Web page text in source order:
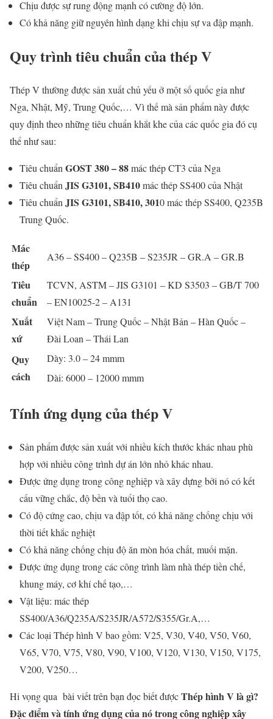
Chịu được sự rung động mạnh có cường độ lớn.
Có khả năng giữ nguyên hình dạng khi chịu sự va đập mạnh.
Quy trình tiêu chuẩn của thép V
Thép V thường được sản xuất chủ yếu ở một số quốc gia như
Nga, Nhật, Mỹ, Trung Quốc,… Vì thế mà sản phẩm này được
quy định theo những tiêu chuẩn khắt khe của các quốc gia đó cụ
thể như sau:
Tiêu chuẩn GOST 380 – 88mác thép CT3 của Nga
Tiêu chuẩn JIS G3101, SB410mác thép SS400 của Nhật
Tiêu chuẩn JIS G3101, SB410, 3010 mác thép SS400, Q235B
Trung Quốc.
Mác
thép
A36 – SS400 – Q235B – S235JR – GR.A – GR.B
Tiêu
chuẩn
TCVN, ASTM – JIS G3101 – KD S3503 – GB/T 700
– EN10025-2 – A131
Xuất
xứ
Việt Nam – Trung Quốc – Nhật Bản – Hàn Quốc –
Đài Loan – Thái Lan
Quy
cách
Dày: 3.0 – 24 mmm
Dài: 6000 – 12000 mmm
Tính ứng dụng của thép V
Sản phẩm được sản xuất với nhiều kích thước khác nhau phù
hợp với nhiều công trình dự án lớn nhỏ khác nhau.
Được ứng dụng trong công nghiệp và xây dựng bởi nó có kết
cấu vững chắc, độ bền và tuổi thọ cao.
Có độ cứng cao, chịu va đập tốt, có khả năng chống chịu với
thời tiết khắc nghiệt
Có khả năng chống chịu độ ăn mòn hóa chất, muối mặn.
Được ứng dụng trong các công trình làm nhà thép tiền chế,
khung máy, cơ khí chế tạo,…
Vật liệu: mác thép
SS400/A36/Q235A/S235JR/A572/S355/Gr.A,…
Các loại Thép hình V bao gồm: V25, V30, V40, V50, V60,
V65, V70, V75, V80, V90, V100, V120, V130, V150, V175,
V200, V250…
Hi vọng qua bài viết trên bạn đọc biết đượcThép hình V là gì?
Đặc điểm và tính ứng dụng của nó trong công nghiệp xây